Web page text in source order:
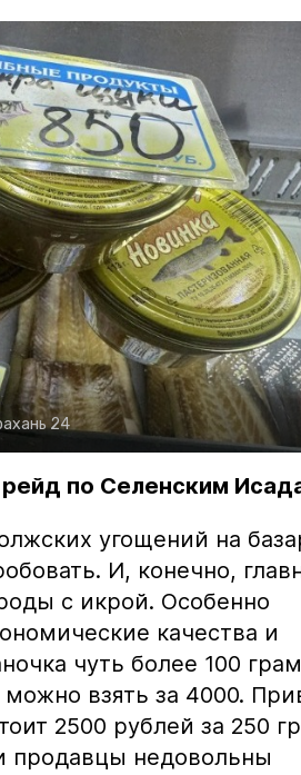
24
по Селенским
угощений на
И, конечно,
с икрой. Особенно
качества и
чуть более 100
взять за 4000.
2500 рублей за 250
продавцы недовольны